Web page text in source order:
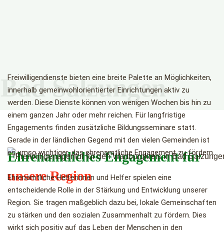
Bad Salzungen
Ehrenamtliches Engagement für
unsere Region
Freiwilligendienste bieten eine breite Palette an Möglichkeiten,
innerhalb gemeinwohlorientierter Einrichtungen aktiv zu
werden. Diese Dienste können von wenigen Wochen bis hin zu
einem ganzen Jahr oder mehr reichen. Für langfristige
Engagements finden zusätzliche Bildungsseminare statt.
Gerade in der ländlichen Gegend mit den vielen Gemeinden ist
es umso wichtiger, das ehrenamtliche Engagement zu fördern.
Ehrenamtliche Helferinnen und Helfer spielen eine
entscheidende Rolle in der Stärkung und Entwicklung unserer
Region. Sie tragen maßgeblich dazu bei, lokale Gemeinschaften
zu stärken und den sozialen Zusammenhalt zu fördern. Dies
wirkt sich positiv auf das Leben der Menschen in den